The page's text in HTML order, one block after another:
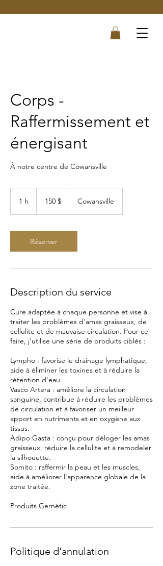
Corps -
Raffermissement et
énergisant
À notre centre de Cowansville
1 h 150 $ Cowansville
Réserver
Description du service
Cure adaptée à chaque personne et vise à
traiter les problèmes d'amas graisseux, de
cellulite et de mauvaise circulation. Pour ce
faire, j'utilise une série de produits ciblés :
Lympho : favorise le drainage lymphatique,
aide à éliminer les toxines et à réduire la
rétention d'eau.
Vasco Artera : améliore la circulation
sanguine, contribue à réduire les problèmes
de circulation et à favoriser un meilleur
apport en nutriments et en oxygène aux
tissus.
Adipo Gasta : conçu pour déloger les amas
graisseux, réduire la cellulite et à remodeler
la silhouette.
Somito : raffermir la peau et les muscles,
aide à améliorer l'apparence globale de la
zone traitée.
Produits Gernétic
Politique d'annulation